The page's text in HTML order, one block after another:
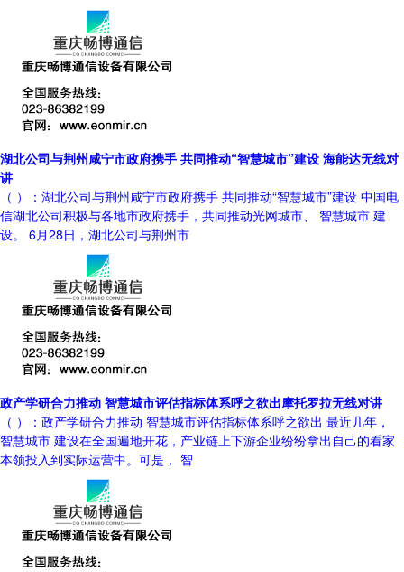
湖北公司与荆州咸宁市政府携手 共同推动“智慧城市”建设 海能达无线对
讲
（ ）：湖北公司与荆州咸宁市政府携手 共同推动“智慧城市”建设 中国电
信湖北公司积极与各地市政府携手，共同推动光网城市、 智慧城市 建
设。 6月28日，湖北公司与荆州市
政产学研合力推动 智慧城市评估指标体系呼之欲出摩托罗拉无线对讲
（ ）：政产学研合力推动 智慧城市评估指标体系呼之欲出 最近几年，
智慧城市 建设在全国遍地开花，产业链上下游企业纷纷拿出自己的看家
本领投入到实际运营中。可是， 智